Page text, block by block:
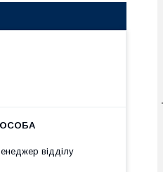
відділу